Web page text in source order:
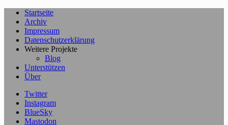
Startseite
Archiv
Impressum
Datenschutzerklärung
Weitere Projekte
Blog
Unterstützen
Über
Twitter
Instagram
BlueSky
Mastodon